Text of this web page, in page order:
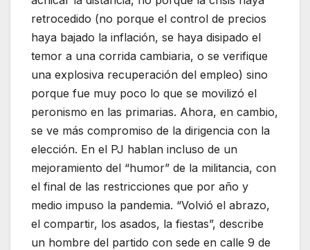
retrocedido (no porque el control de precios
haya bajado la inflación, se haya disipado el
temor a una corrida cambiaria, o se verifique
una explosiva recuperación del empleo) sino
porque fue muy poco lo que se movilizó el
peronismo en las primarias. Ahora, en cambio,
se ve más compromiso de la dirigencia con la
elección. En el PJ hablan incluso de un
mejoramiento del “humor” de la militancia, con
el final de las restricciones que por año y
medio impuso la pandemia. “Volvió el abrazo,
el compartir, los asados, la fiestas”, describe
un hombre del partido con sede en calle 9 de